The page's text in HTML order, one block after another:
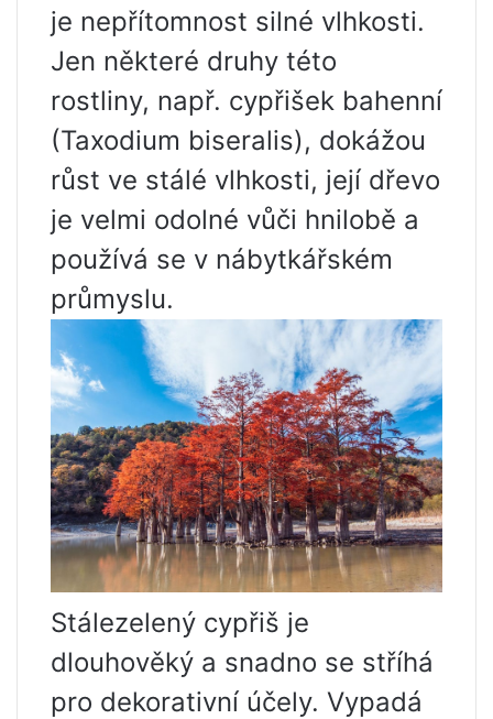
je nepřítomnost silné vlhkosti.
Jen některé druhy této
rostliny, např. cypřišek bahenní
(Taxodium biseralis), dokážou
růst ve stálé vlhkosti, její dřevo
je velmi odolné vůči hnilobě a
používá se v nábytkářském
průmyslu.
Stálezelený cypřiš je
dlouhověký a snadno se stříhá
pro dekorativní účely. Vypadá